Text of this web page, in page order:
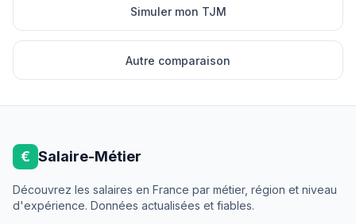
Simuler mon TJM
Autre comparaison
€ Salaire-Métier
Découvrez les salaires en France par métier, région et niveau
d'expérience. Données actualisées et fiables.